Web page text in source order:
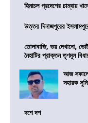
হিমাচল প্রদেশের চাম্বায়
উত্তর দিনাজপুরের
তোলাবাজি, ভয় দেখানো,
নৈহাটির প্রাক্তন তৃণমূল
আজ সকালে
সহায়ক
দশে দশ